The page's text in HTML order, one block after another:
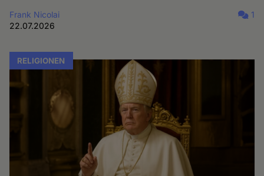
Frank Nicolai
22.07.2026
1
RELIGIONEN